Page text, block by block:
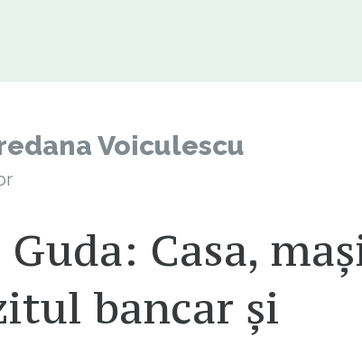
Voiculescu
Casa,
bancar și